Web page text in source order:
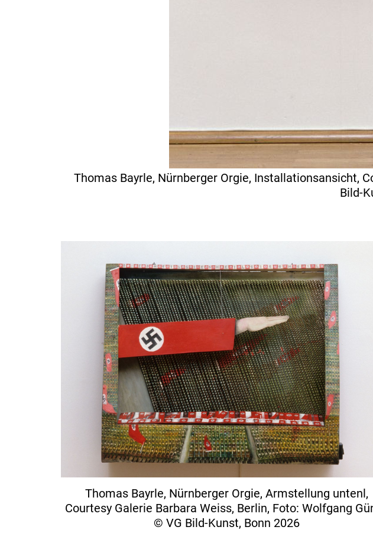
Thomas Bayrle, Nürnberger Orgie, Installationsansicht,
Bild-
Thomas Bayrle, Nürnberger Orgie, Armstellung untenl,
Courtesy Galerie Barbara Weiss, Berlin, Foto: Wolfgang
© VG Bild-Kunst, Bonn 2026